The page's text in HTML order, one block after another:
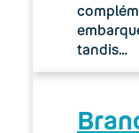
Modes
tandis…